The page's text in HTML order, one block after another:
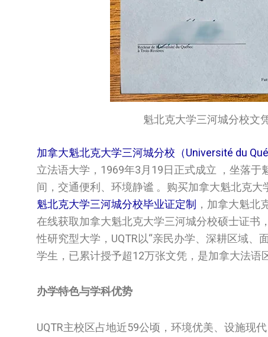
魁北克大学三河城分校文
加拿大魁北克大学三河城分校（Université du
立法语大学，1969年3月19日正式成立 ，坐落
间，交通便利、环境静谧 。购买加拿大魁北克
魁北克大学三河城分校毕业证定制 ，加拿大魁北
在线获取加拿大魁北克大学三河城分校硕士证书
性研究型大学，UQTR以“亲民办学、深耕区域
学生，已累计授予超12万张文凭，是加拿大法语
办学特色与学科优势
UQTR主校区占地近59公顷，环境优美、设施现